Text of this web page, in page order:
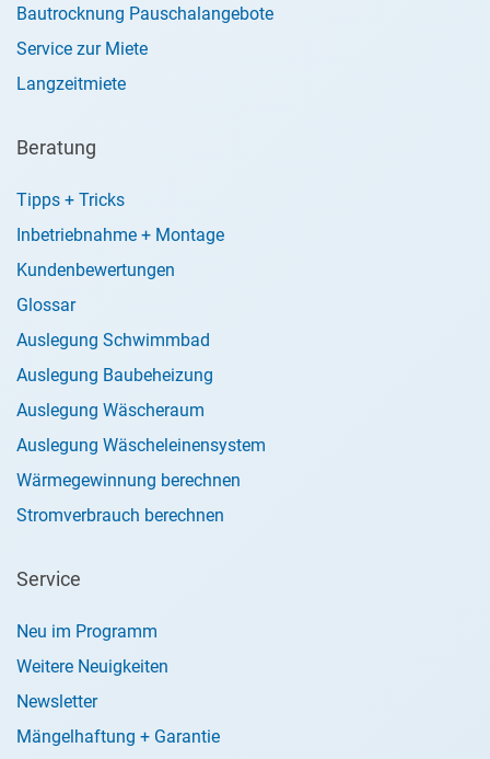
Bautrocknung Pauschalangebote
Service zur Miete
Langzeitmiete
Beratung
Tipps + Tricks
Inbetriebnahme + Montage
Kundenbewertungen
Glossar
Auslegung Schwimmbad
Auslegung Baubeheizung
Auslegung Wäscheraum
Auslegung Wäscheleinensystem
Wärmegewinnung berechnen
Stromverbrauch berechnen
Service
Neu im Programm
Weitere Neuigkeiten
Newsletter
Mängelhaftung + Garantie